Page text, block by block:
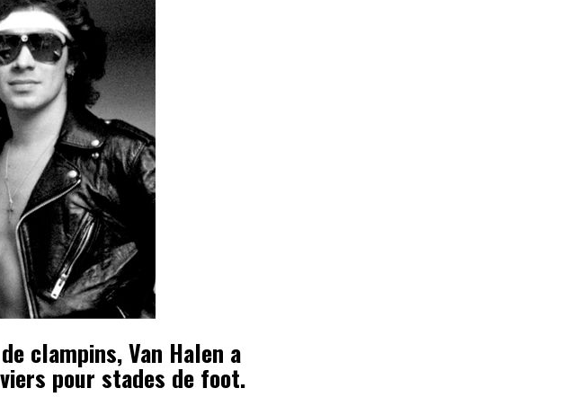
clampins, Van Halen a
pour stades de foot.